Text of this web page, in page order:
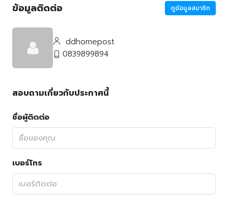
ข้อมูลติดต่อ ดูข้อมูลสมาชิก
ddhomepost
0839899894
สอบถามเกี่ยวกับประกาศนี้
ชื่อผู้ติดต่อ
เบอร์โทร